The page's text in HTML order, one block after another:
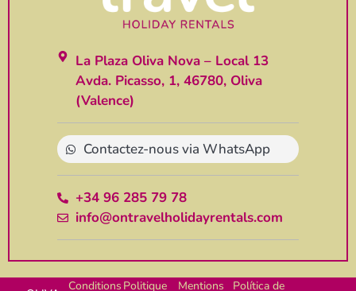
La Plaza Oliva Nova – Local 13
Avda. Picasso, 1, 46780, Oliva
(Valence)
Contactez-nous via WhatsApp
+34 96 285 79 78
info@ontravelholidayrentals.com
Conditions Politique
Mentions
Política de